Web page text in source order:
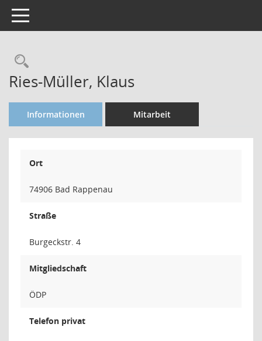
Toggle navigation
Rechercheauswahl
Ries-Müller, Klaus
Informationen Mitarbeit
Ort
74906 Bad Rappenau
Straße
Burgeckstr. 4
Mitgliedschaft
ÖDP
Telefon privat